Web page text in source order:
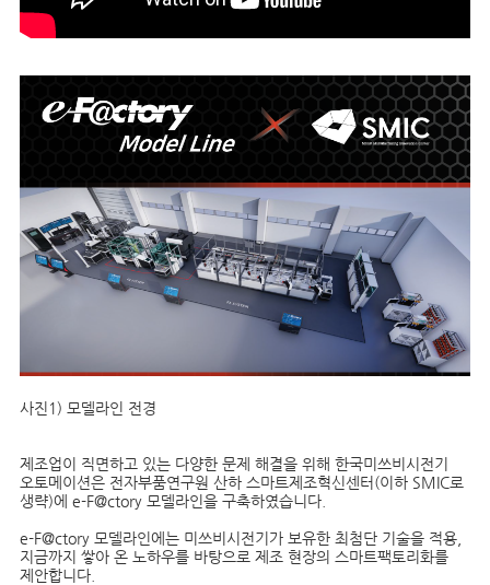
사진1) 모델라인 전경
제조업이 직면하고 있는 다양한 문제 해결을 위해 한국미쓰비시전기
오토메이션은 전자부품연구원 산하 스마트제조혁신센터(이하 SMIC로
생략)에 e-F@ctory 모델라인을 구축하였습니다.
e-F@ctory 모델라인에는 미쓰비시전기가 보유한 최첨단 기술을 적용,
지금까지 쌓아 온 노하우를 바탕으로 제조 현장의 스마트팩토리화를
제안합니다.